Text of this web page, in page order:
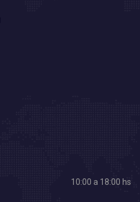
10:00 a 18:00 hs